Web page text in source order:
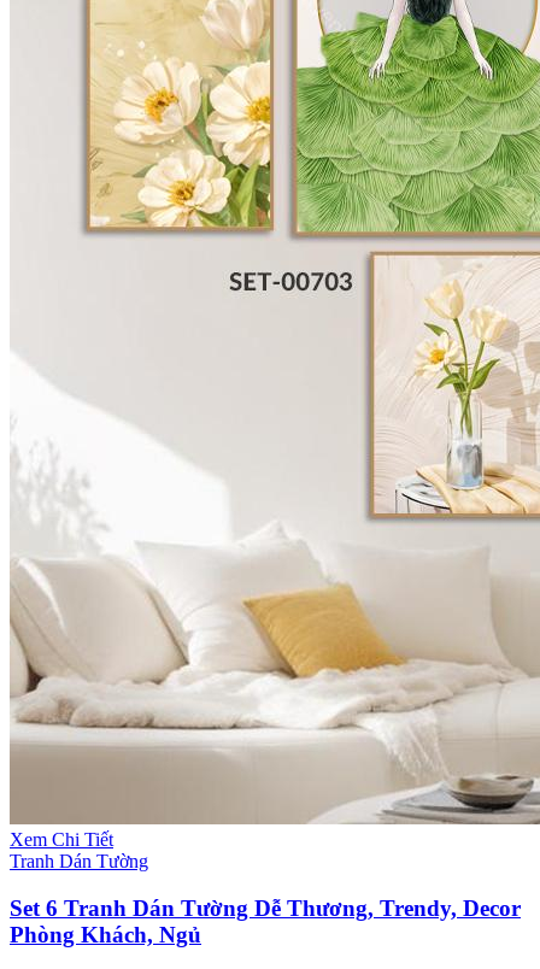
Xem Chi Tiết
Tranh Dán Tường
Set 6 Tranh Dán Tường Dễ Thương, Trendy, Decor
Phòng Khách, Ngủ